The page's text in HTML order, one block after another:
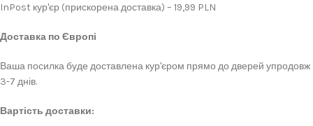
InPost кур'єр (прискорена доставка) – 19,99 PLN
Доставка по Європі
Ваша посилка буде доставлена кур'єром прямо до дверей упродовж
3-7 днів.
Вартість доставки: